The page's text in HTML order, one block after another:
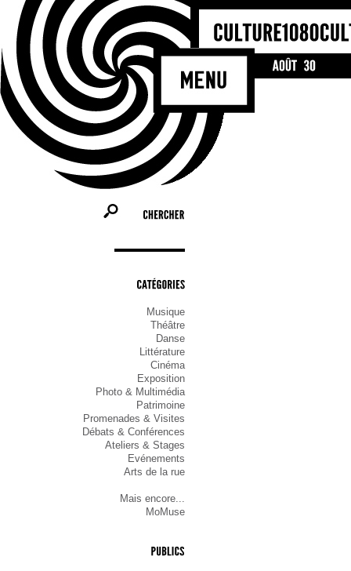
Musique
Théâtre
Danse
Littérature
Cinéma
Exposition
Photo & Multimédia
Patrimoine
Promenades & Visites
Débats & Conférences
Ateliers & Stages
Evénements
Arts de la rue
Mais encore...
MoMuse